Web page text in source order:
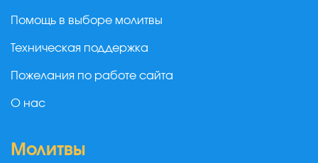
Помощь в выборе молитвы
Техническая поддержка
Пожелания по работе сайта
О нас
Молитвы